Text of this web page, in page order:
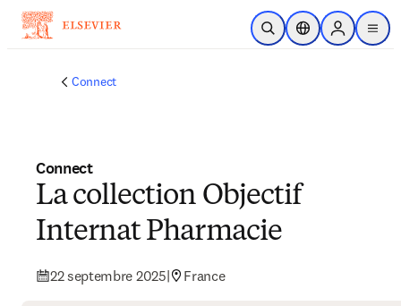
Passer au contenu principal
Ouvrir la recherche
Sélecteur de
Sign in to
menu
Connect
Connect
La collection Objectif
Internat Pharmacie
22 septembre 2025| France